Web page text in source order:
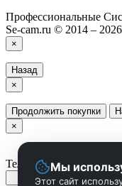
Профессиональные
Se-cam.ru © 2014 – 2026
×
Назад
×
Продолжить покупки
×
Телефон Мы
Этот сайт